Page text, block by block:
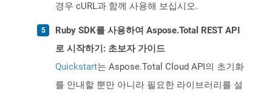
경우 cURL과 함께 사용해 보십시오.
Ruby SDK를 사용하여 Aspose.Total REST API
로 시작하기: 초보자 가이드
Quickstart는 Aspose.Total Cloud API의 초기화
를 안내할 뿐만 아니라 필요한 라이브러리를 설